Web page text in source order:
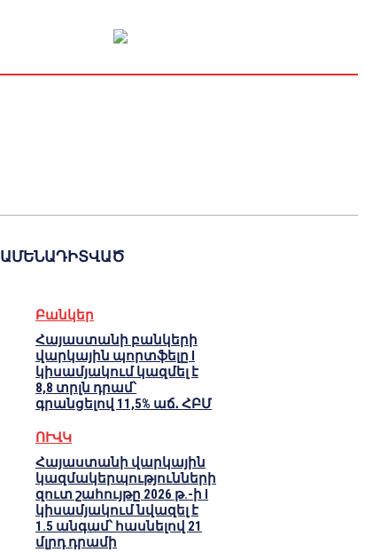
ԱՄԵՆԱԴԻՏՎԱԾ
Բանկեր
Հայաստանի բանկերի
վարկային պորտֆելը I
կիսամյակում կազմել է
8,8 տրլն դրամ՝
գրանցելով 11,5% աճ․ ՀԲՄ
ՈՒՎԿ
Հայաստանի վարկային
կազմակերպությունների
զուտ շահույթը 2026 թ.-ի I
կիսամյակում նվազել է
1.5 անգամ՝ հասնելով 21
մլրդ դրամի